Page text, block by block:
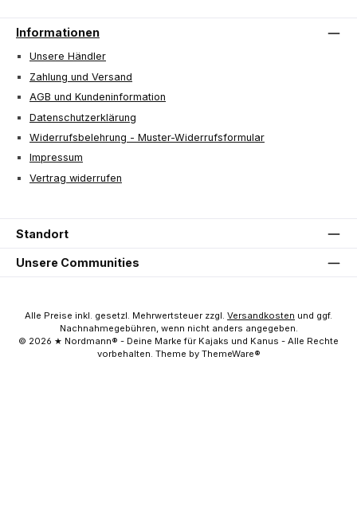
Informationen
Unsere Händler
Zahlung und Versand
AGB und Kundeninformation
Datenschutzerklärung
Widerrufsbelehrung - Muster-Widerrufsformular
Impressum
Vertrag widerrufen
Standort
Unsere Communities
Alle Preise inkl. gesetzl. Mehrwertsteuer zzgl. Versandkosten und ggf.
Nachnahmegebühren, wenn nicht anders angegeben.
© 2026 ★ Nordmann® - Deine Marke für Kajaks und Kanus - Alle Rechte
vorbehalten. Theme by ThemeWare®